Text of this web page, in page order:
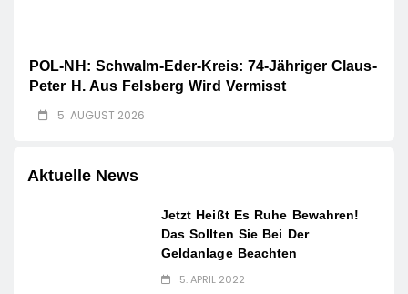
POL-NH: Schwalm-Eder-Kreis: 74-Jähriger Claus-
Peter H. Aus Felsberg Wird Vermisst
5. AUGUST 2026
Aktuelle News
Jetzt Heißt Es Ruhe Bewahren!
Das Sollten Sie Bei Der
Geldanlage Beachten
5. APRIL 2022